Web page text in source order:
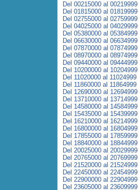
Del 00215000 al 00219999
Del 01815000 al 01819999
Del 02755000 al 02759999
Del 04025000 al 04029999
Del 05380000 al 05384999
Del 06630000 al 06634999
Del 07870000 al 07874999
Del 08970000 al 08974999
Del 09440000 al 09444999
Del 10200000 al 10204999
Del 11020000 al 11024999
Del 11860000 al 11864999
Del 12690000 al 12694999
Del 13710000 al 13714999
Del 14580000 al 14584999
Del 15435000 al 15439999
Del 16210000 al 16214999
Del 16800000 al 16804999
Del 17855000 al 17859999
Del 18840000 al 18844999
Del 20025000 al 20029999
Del 20765000 al 20769999
Del 21520000 al 21524999
Del 22450000 al 22454999
Del 22900000 al 22904999
Del 23605000 al 23609999